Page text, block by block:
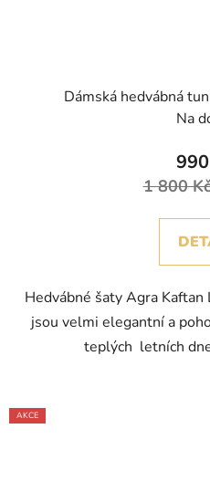
Dámská hedvábná
Na
1 800
Hedvábné šaty Agra
jsou velmi elegantní a
teplých letních
AKCE